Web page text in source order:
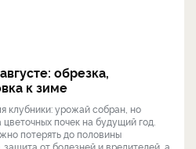
обрезка,
к зиме
клубники: урожай собран, но
почек на будущий год.
потерять до половины
от болезней и вредителей, а